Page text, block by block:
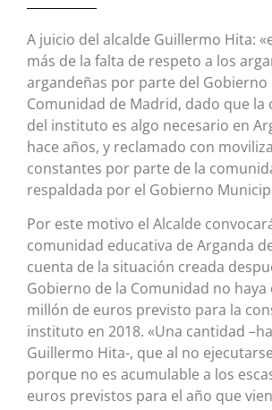
A juicio del alcalde Guillermo Hita:
más de la falta de respeto a los
argandeñas por parte del Gobierno
Comunidad de Madrid, dado que la
del instituto es algo necesario en
hace años, y reclamado con
constantes por parte de la
respaldada por el Gobierno
Por este motivo el Alcalde
comunidad educativa de Arganda
cuenta de la situación creada
Gobierno de la Comunidad no haya
millón de euros previsto para la
instituto en 2018. «Una cantidad
Guillermo Hita-, que al no
porque no es acumulable a los
euros previstos para el año que